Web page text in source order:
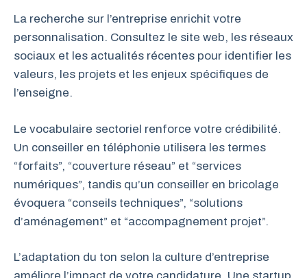
La recherche sur l’entreprise enrichit votre
personnalisation. Consultez le site web, les réseaux
sociaux et les actualités récentes pour identifier les
valeurs, les projets et les enjeux spécifiques de
l’enseigne.
Le vocabulaire sectoriel renforce votre crédibilité.
Un conseiller en téléphonie utilisera les termes
“forfaits”, “couverture réseau” et “services
numériques”, tandis qu’un conseiller en bricolage
évoquera “conseils techniques”, “solutions
d’aménagement” et “accompagnement projet”.
L’adaptation du ton selon la culture d’entreprise